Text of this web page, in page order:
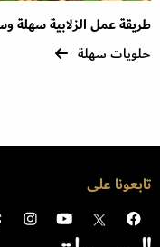
طريقة عمل الزلابية سهلة
حلويات سهلة
تابعونا على